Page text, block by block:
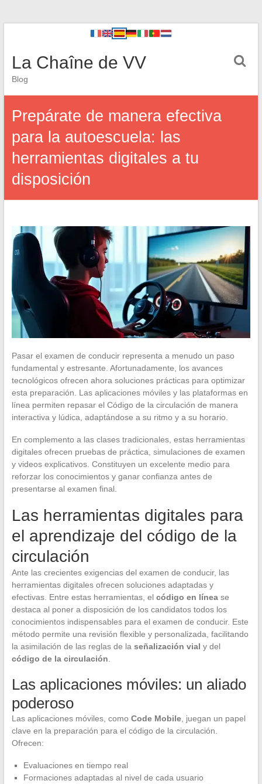
La Chaîne de VV
Blog
Prepárate de manera efectiva
para la autoescuela: las
herramientas digitales a tu
disposición
Pasar el examen de conducir representa a menudo un paso
fundamental y estresante. Afortunadamente, los avances
tecnológicos ofrecen ahora soluciones prácticas para optimizar
esta preparación. Las aplicaciones móviles y las plataformas en
línea permiten repasar el Código de la circulación de manera
interactiva y lúdica, adaptándose a su ritmo y a su horario.
En complemento a las clases tradicionales, estas herramientas
digitales ofrecen pruebas de práctica, simulaciones de examen
y videos explicativos. Constituyen un excelente medio para
reforzar los conocimientos y ganar confianza antes de
presentarse al examen final.
Las herramientas digitales para
el aprendizaje del código de la
circulación
Ante las crecientes exigencias del examen de conducir, las
herramientas digitales ofrecen soluciones adaptadas y
efectivas. Entre estas herramientas, el código en línease
destaca al poner a disposición de los candidatos todos los
conocimientos indispensables para el examen de conducir. Este
método permite una revisión flexible y personalizada, facilitando
la asimilación de las reglas de la señalización vial y del
código de la circulación
Las aplicaciones móviles: un aliado
poderoso
Las aplicaciones móviles, como Code Mobile, juegan un papel
clave en la preparación para el código de la circulación.
Ofrecen:
Evaluaciones en tiempo real
Formaciones adaptadas al nivel de cada usuario